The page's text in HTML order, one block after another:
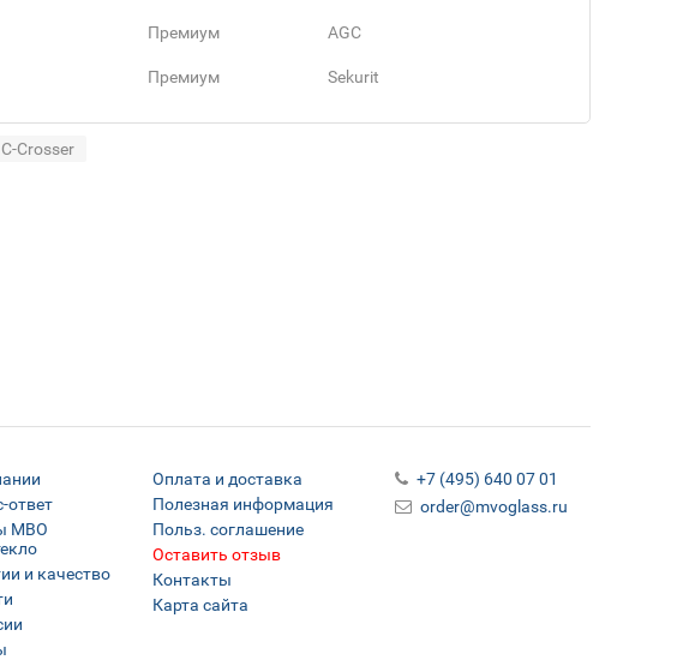
Премиум AGC
Премиум Sekurit
Crosser
ответ
МВО
и качество
Оплата и доставка
Полезная информация
Польз. соглашение
Оставить отзыв
Контакты
Карта сайта
+7 (495) 640 07 01
order@mvoglass.ru